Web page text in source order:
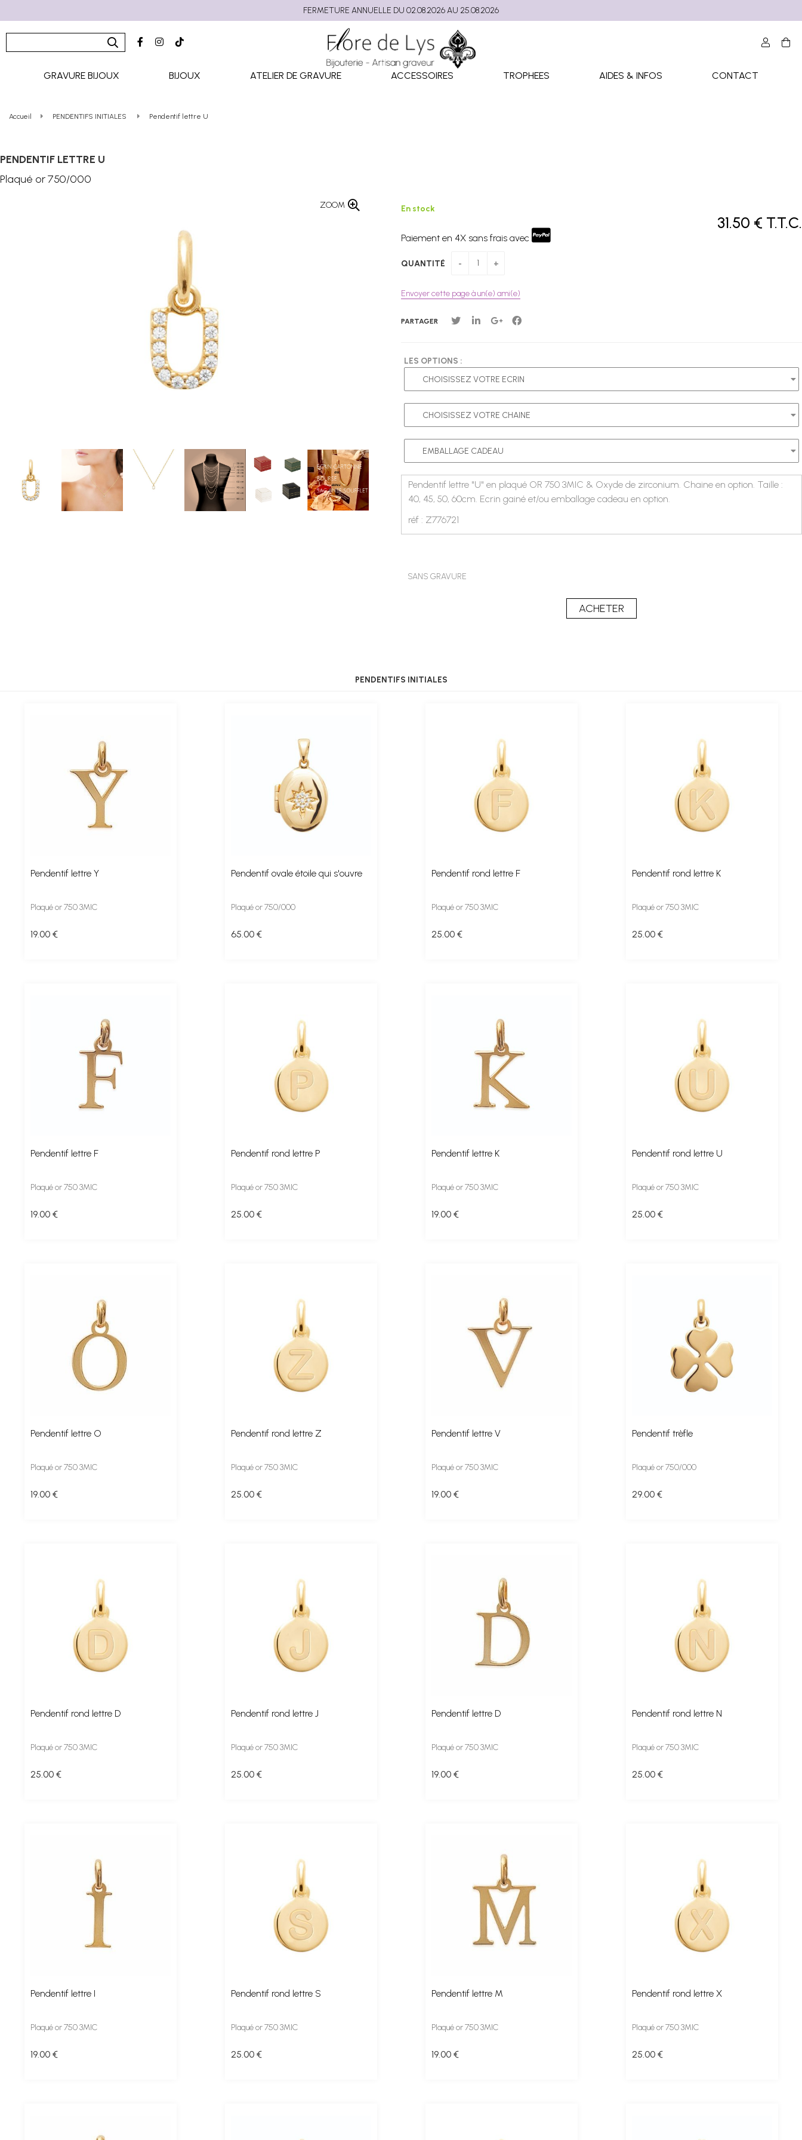
GRAVURE BIJOUX BIJOUX ATELIER DE GRAVURE ACCESSOIRES TROPHEES AIDES & INFOS CONTACT
Accueil PENDENTIFS INITIALES Pendentif lettre U
PENDENTIF LETTRE U
Plaqué or 750/000
ZOOM
31.50 € T.T.C.
En stock
Paiement en 4X sans frais avec
QUANTITÉ
Envoyer cette page à un(e) ami(e)
PARTAGER
LES OPTIONS :
Pendentif lettre "U" en plaqué OR 750 3MIC & Oxyde de zirconium. Chaine en option. Taille :
40, 45, 50, 60cm. Ecrin gainé et/ou emballage cadeau en option.
réf : Z776721
SANS GRAVURE
PENDENTIFS INITIALES
Pendentif lettre Y
Plaqué or 750 3MIC
19.00 €
Pendentif ovale étoile qui s'ouvre
Plaqué or 750/000
65.00 €
Pendentif rond lettre F
Plaqué or 750 3MIC
25.00 €
Pendentif rond lettre K
Plaqué or 750 3MIC
25.00 €
Pendentif lettre F
Plaqué or 750 3MIC
19.00 €
Pendentif rond lettre P
Plaqué or 750 3MIC
25.00 €
Pendentif lettre K
Plaqué or 750 3MIC
19.00 €
Pendentif rond lettre U
Plaqué or 750 3MIC
25.00 €
Pendentif lettre O
Plaqué or 750 3MIC
19.00 €
Pendentif rond lettre Z
Plaqué or 750 3MIC
25.00 €
Pendentif lettre V
Plaqué or 750 3MIC
19.00 €
Pendentif trèfle
Plaqué or 750/000
29.00 €
Pendentif rond lettre D
Plaqué or 750 3MIC
25.00 €
Pendentif rond lettre J
Plaqué or 750 3MIC
25.00 €
Pendentif lettre D
Plaqué or 750 3MIC
19.00 €
Pendentif rond lettre N
Plaqué or 750 3MIC
25.00 €
Pendentif lettre I
Plaqué or 750 3MIC
19.00 €
Pendentif rond lettre S
Plaqué or 750 3MIC
25.00 €
Pendentif lettre M
Plaqué or 750 3MIC
19.00 €
Pendentif rond lettre X
Plaqué or 750 3MIC
25.00 €
FERMETURE ANNUELLE DU 02.08.2026 AU 25.08.2026